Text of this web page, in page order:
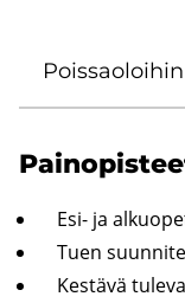
Esi- ja
Tuen
Kes­tä­vä